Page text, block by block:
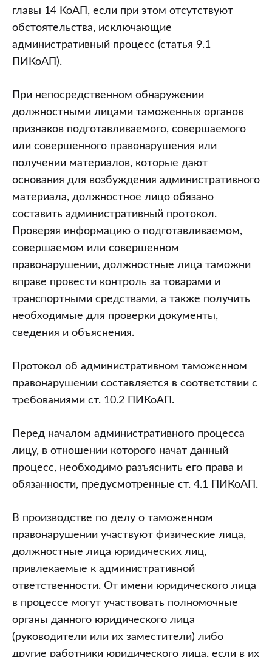
главы 14 КоАП, если при этом отсутствуют
обстоятельства, исключающие
административный процесс (статья 9.1
ПИКоАП).
При непосредственном обнаружении
должностными лицами таможенных органов
признаков подготавливаемого, совершаемого
или совершенного правонарушения или
получении материалов, которые дают
основания для возбуждения административного
материала, должностное лицо обязано
составить административный протокол.
Проверяя информацию о подготавливаемом,
совершаемом или совершенном
правонарушении, должностные лица таможни
вправе провести контроль за товарами и
транспортными средствами, а также получить
необходимые для проверки документы,
сведения и объяснения.
Протокол об административном таможенном
правонарушении составляется в соответствии с
требованиями ст. 10.2 ПИКоАП.
Перед началом административного процесса
лицу, в отношении которого начат данный
процесс, необходимо разъяснить его права и
обязанности, предусмотренные ст. 4.1 ПИКоАП.
В производстве по делу о таможенном
правонарушении участвуют физические лица,
должностные лица юридических лиц,
привлекаемые к административной
ответственности. От имени юридического лица
в процессе могут участвовать полномочные
органы данного юридического лица
(руководители или их заместители) либо
другие работники юридического лица, если в их